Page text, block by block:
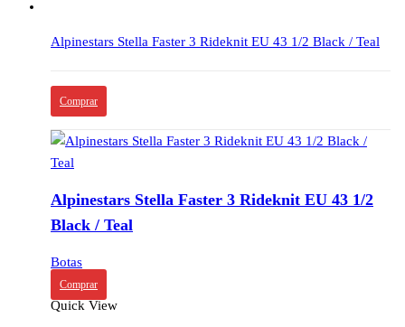
Alpinestars Stella Faster 3 Rideknit EU 43 1/2 Black / Teal
Comprar
Alpinestars Stella Faster 3 Rideknit EU 43 1/2
Black / Teal
Botas
Comprar
Quick View